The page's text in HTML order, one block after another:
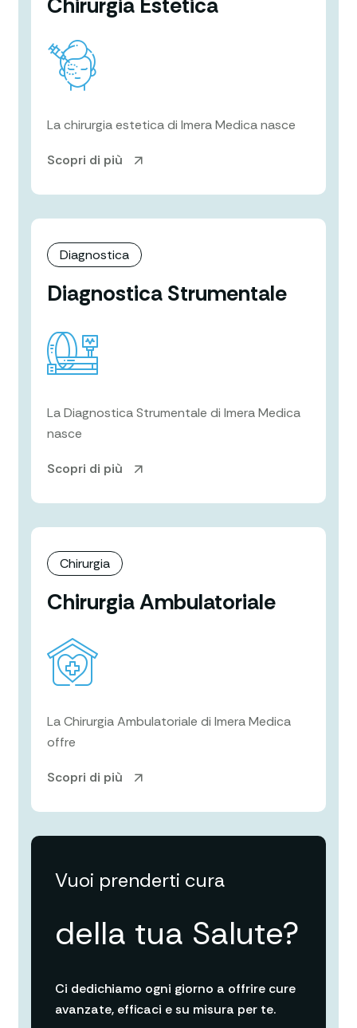
La chirurgia estetica di Imera Medica nasce
Scopri di più
Diagnostica
Diagnostica Strumentale
La Diagnostica Strumentale di Imera Medica
nasce
Scopri di più
Chirurgia
Chirurgia Ambulatoriale
La Chirurgia Ambulatoriale di Imera Medica
offre
Scopri di più
Vuoi prenderti cura
della tua Salute?
Ci dedichiamo ogni giorno a offrire cure
avanzate, efficaci e su misura per te.